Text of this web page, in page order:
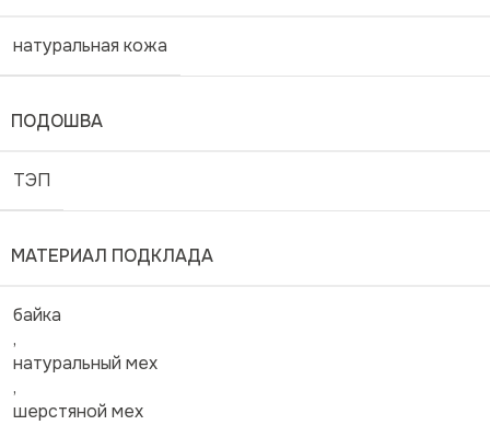
натуральная кожа
ПОДОШВА
ТЭП
МАТЕРИАЛ ПОДКЛАДА
байка
,
натуральный мех
,
шерстяной мех